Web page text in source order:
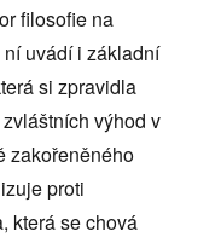
filosofie na
uvádí i základní
si zpravidla
výhod v
zakořeněného
proti
která se chová